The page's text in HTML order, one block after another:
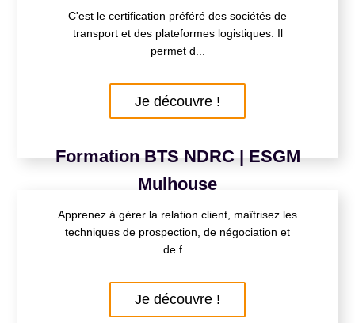
C'est le certification préféré des sociétés de
transport et des plateformes logistiques. Il
permet d...
Je découvre !
Formation BTS NDRC | ESGM
Mulhouse
Apprenez à gérer la relation client, maîtrisez les
techniques de prospection, de négociation et
de f...
Je découvre !